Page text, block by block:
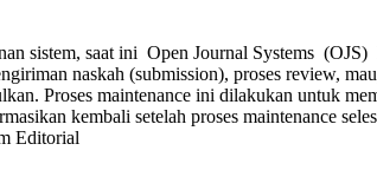
sistem, saat ini Open Journal Systems (OJS)
naskah (submission), proses review,
Proses maintenance ini dilakukan untuk
kembali setelah proses maintenance
Editorial